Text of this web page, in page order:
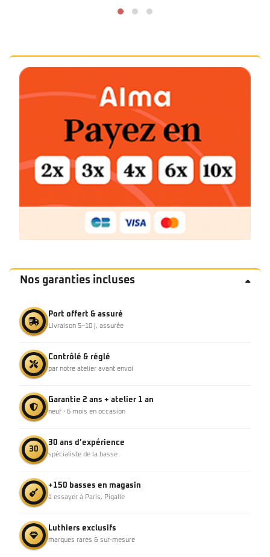
Nos garanties incluses
Port offert & assuré
Livraison 5–10 j, assurée
Contrôlé & réglé
par notre atelier avant envoi
Garantie 2 ans + atelier 1 an
neuf · 6 mois en occasion
30
30 ans d’expérience
spécialiste de la basse
+150 basses en magasin
à essayer à Paris, Pigalle
Luthiers exclusifs
marques rares & sur-mesure